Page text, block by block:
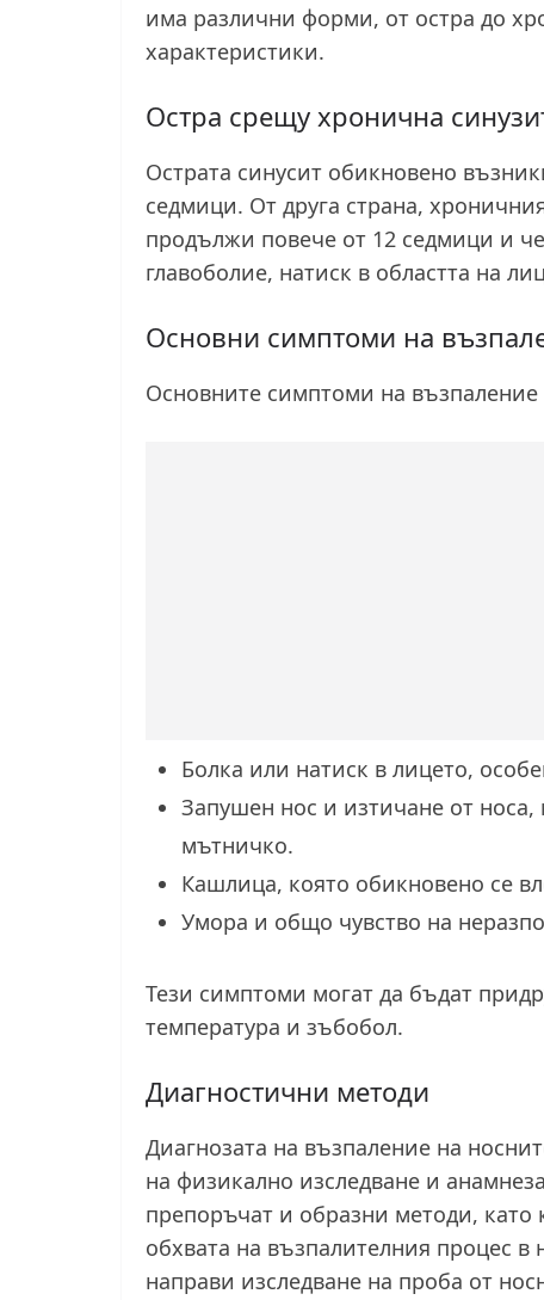
има различни форми, от остра до
характеристики.
Остра срещу хронична
Острата синусит обикновено
седмици. От друга страна,
продължи повече от 12 седмици и
главоболие, натиск в областта на
Основни симптоми на
Основните симптоми на
Болка или натиск в лицето,
Запушен нос и изтичане от
мътничко.
Кашлица, която обикновено се
Умора и общо чувство на
Тези симптоми могат да бъдат
температура и зъбобол.
Диагностични методи
Диагнозата на възпаление на
на физикално изследване и
препоръчат и образни методи,
обхвата на възпалителния процес
направи изследване на проба от